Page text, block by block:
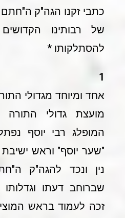
כתבי זקנו הגה"ק ה"חתם
של רבותינו
להסתלקותו *
1
אחד ומיוחד מגדולי
מועצת גדולי התורה
המופלג רבי יוסף
"שער יוסף" וראש ישיבת
נין ונכד להגה"ק
שברוחב דעתו
זכה לעמוד בראש